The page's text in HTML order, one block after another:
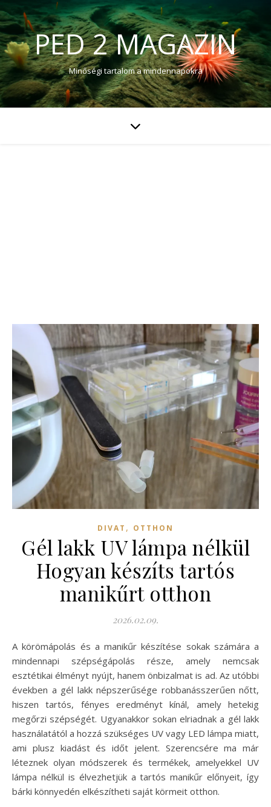
PED 2 MAGAZIN
Minőségi tartalom a mindennapokra
DIVAT , OTTHON
Gél lakk UV lámpa nélkül
Hogyan készíts tartós
manikűrt otthon
2026.02.09.
A körömápolás és a manikűr készítése sokak számára a
mindennapi szépségápolás része, amely nemcsak
esztétikai élményt nyújt, hanem önbizalmat is ad. Az utóbbi
években a gél lakk népszerűsége robbanásszerűen nőtt,
hiszen tartós, fényes eredményt kínál, amely hetekig
megőrzi szépségét. Ugyanakkor sokan elriadnak a gél lakk
használatától a hozzá szükséges UV vagy LED lámpa miatt,
ami plusz kiadást és időt jelent. Szerencsére ma már
léteznek olyan módszerek és termékek, amelyekkel UV
lámpa nélkül is élvezhetjük a tartós manikűr előnyeit, így
bárki könnyedén elkészítheti saját körmeit otthon.